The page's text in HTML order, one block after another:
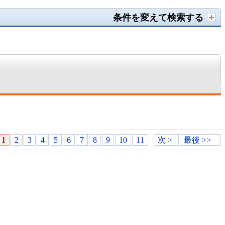
条件を変えて検索する
1 2 3 4 5 6 7 8 9 10 11 次 > 最後 >>